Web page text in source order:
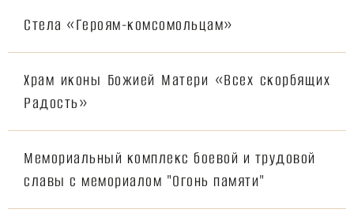
Стела «Героям-комсомольцам»
Храм иконы Божией Матери «Всех скорбящих
Радость»
Мемориальный комплекс боевой и трудовой
славы с мемориалом "Огонь памяти"